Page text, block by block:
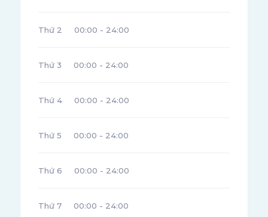
Thứ 2 00:00 - 24:00
Thứ 3 00:00 - 24:00
Thứ 4 00:00 - 24:00
Thứ 5 00:00 - 24:00
Thứ 6 00:00 - 24:00
Thứ 7 00:00 - 24:00